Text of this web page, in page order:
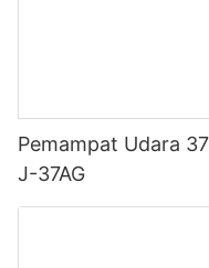
Pemampat Udara
J-37AG